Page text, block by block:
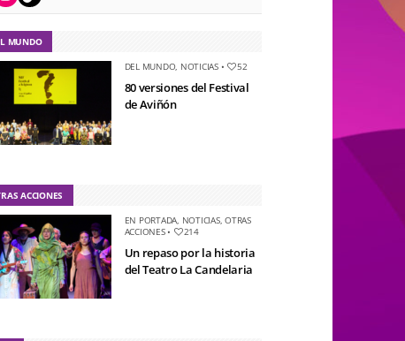
MUNDO
DEL MUNDO, NOTICIAS• 52
80 versiones del Festival
de Aviñón
ACCIONES
EN PORTADA, NOTICIAS,OTRAS
ACCIONES• 214
Un repaso por la historia
del Teatro La Candelaria